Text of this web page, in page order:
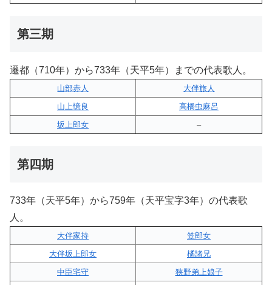
第三期
遷都（710年）から733年（天平5年）までの代表歌人。
山部赤人
大伴旅人
山上憶良
高橋虫麻呂
坂上郎女
–
第四期
733年（天平5年）から759年（天平宝字3年）の代表歌
人。
大伴家持
笠郎女
大伴坂上郎女
橘諸兄
中臣宅守
狭野弟上娘子